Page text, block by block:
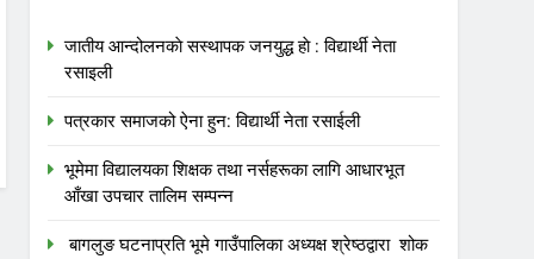
जातीय आन्दोलनकाे सस्थापक जनयुद्ध हाे : विद्यार्थी नेता
रसाइली
पत्रकार समाजको ऐना हुन: विद्यार्थी नेता रसाईली
भूमेमा विद्यालयका शिक्षक तथा नर्सहरूका लागि आधारभूत
आँखा उपचार तालिम सम्पन्न
बागलुङ घटनाप्रति भूमे गाउँपालिका अध्यक्ष श्रेष्ठद्वारा शोक